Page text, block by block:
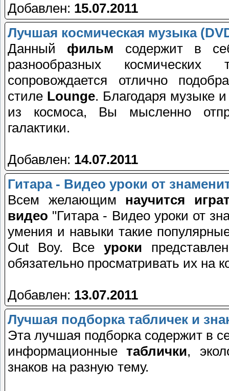
Добавлен: 15.07.2011
Лучшая космическая музыка
Данный фильм содержит в
разнообразных
сопровождается отлично
стиле Lounge. Благодаря музыке
из космоса, Вы мысленно
галактики.
Добавлен: 14.07.2011
Гитара - Видео уроки от
Всем желающим научится
видео "Гитара - Видео уроки от
умения и навыки такие
Out Boy. Все уроки
обязательно просматривать их на
Добавлен: 13.07.2011
Лучшая подборка табличек и
Эта лучшая подборка содержит в
информационныетаблички,
знаков на разную тему.